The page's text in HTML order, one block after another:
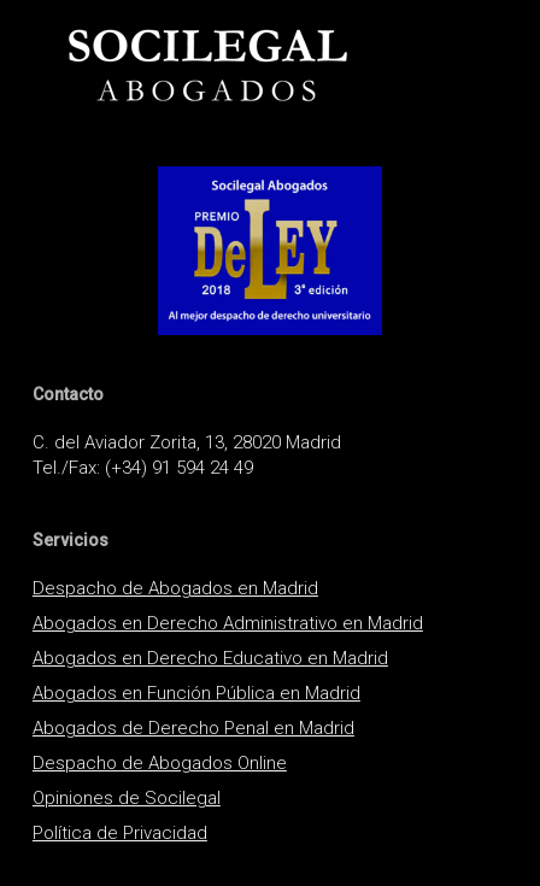
Contacto
C. del Aviador Zorita, 13, 28020 Madrid
Tel./Fax: (+34) 91 594 24 49
Servicios
Despacho de Abogados en Madrid
Abogados en Derecho Administrativo en Madrid
Abogados en Derecho Educativo en Madrid
Abogados en Función Pública en Madrid
Abogados de Derecho Penal en Madrid
Despacho de Abogados Online
Opiniones de Socilegal
Política de Privacidad